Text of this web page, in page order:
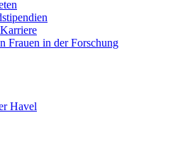
Frauen in der Forschung
Havel